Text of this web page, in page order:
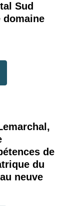
Sud
domaine
de
du
neuve